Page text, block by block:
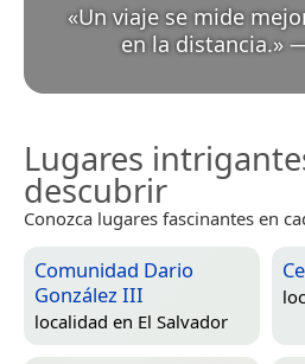
«Un viaje se mide
en la distancia.»
Lugares
descubrir
Conozca lugares fascinantes en
Comunidad Dario
González III
localidad en El Salvador